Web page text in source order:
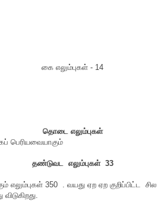
கை எலும்புகள் - 14
தொடை எலும்புகள்
பெரியவையாகும்
தண்டுவட எலும்புகள் 33
எலும்புகள் 350 . வயது ஏற ஏற குறிப்பிட்ட